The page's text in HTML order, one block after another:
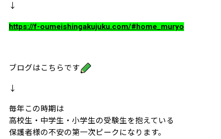
↓
https://f-oumeishingakujuku.com/#home_muryo
ブログはこちらです
↓
毎年この時期は
高校生・中学生・小学生の受験生を抱えている
保護者様の不安の第一次ピークになります。